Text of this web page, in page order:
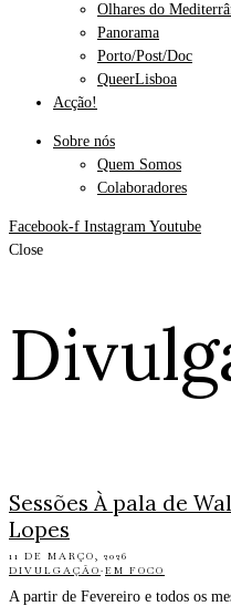
Olhares do
Panorama
Porto/Post/Doc
QueerLisboa
Acção!
Sobre nós
Quem Somos
Colaboradores
Facebook-f Instagram Youtube
Close
Sessões À pala de
Lopes
11 DE MARÇO, 2026
DIVULGAÇÃO·EM FOCO
A partir de Fevereiro e todos os